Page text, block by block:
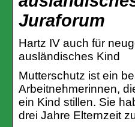
Juraforum
Hartz IV auch für
ausländisches Kind
Mutterschutz ist ein
Arbeitnehmerinnen,
ein Kind stillen. Sie
drei Jahre Elternzeit